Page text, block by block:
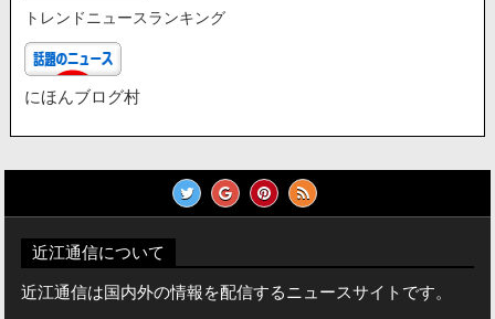
トレンドニュースランキング
にほんブログ村
近江通信について
近江通信は国内外の情報を配信するニュースサイトです。